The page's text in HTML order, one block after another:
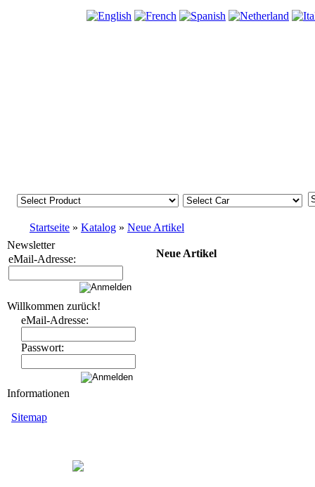
Startseite » Katalog » Neue Artikel
Newsletter
eMail-Adresse:
Willkommen zurück!
eMail-Adresse:
Passwort:
Informationen
Sitemap
Neue Artikel